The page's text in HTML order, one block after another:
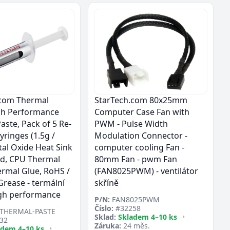
Thermal
Performance
Pack of 5 Re-
(1.5g /
Oxide Heat Sink
CPU Thermal
Glue, RoHS /
- termální
performance
PASTE
StarTech.com 80x25mm
Computer Case Fan with
PWM - Pulse Width
Modulation Connector -
computer cooling Fan -
80mm Fan - pwm Fan
(FAN8025PWM) - ventilátor
skříně
P/N: FAN8025PWM
Číslo: #32258
Sklad: Skladem 4–10 ks •
Záruka: 24 měs.